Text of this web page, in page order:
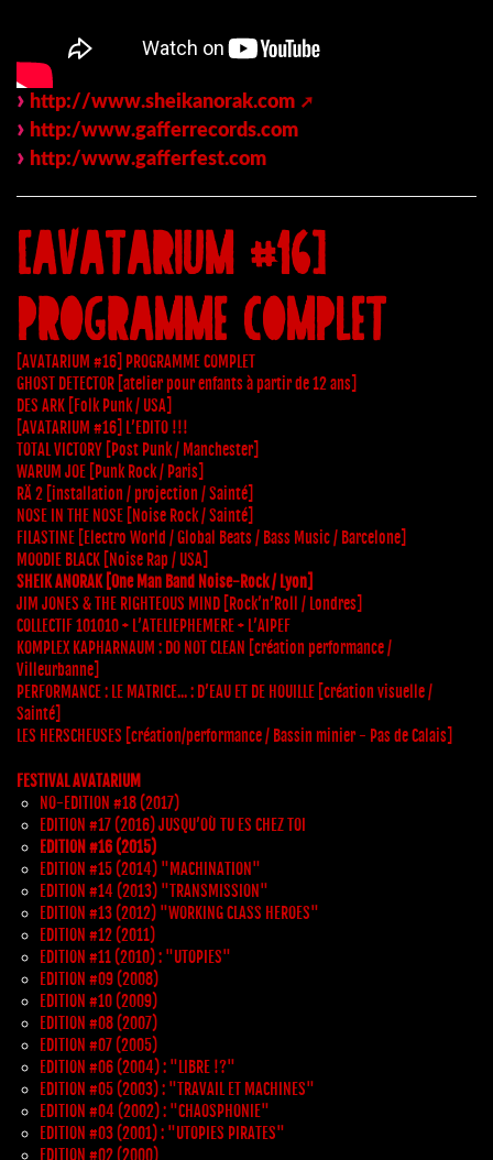
http://www.sheikanorak.com
http:/www.gafferrecords.com
http:/www.gafferfest.com
[AVATARIUM #16]
PROGRAMME COMPLET
[AVATARIUM #16] PROGRAMME COMPLET
GHOST DETECTOR [atelier pour enfants à partir de 12 ans]
DES ARK [Folk Punk / USA]
[AVATARIUM #16] L’EDITO !!!
TOTAL VICTORY [Post Punk / Manchester]
WARUM JOE [Punk Rock / Paris]
RÄ 2 [installation / projection / Sainté]
NOSE IN THE NOSE [Noise Rock / Sainté]
FILASTINE [Electro World / Global Beats / Bass Music / Barcelone]
MOODIE BLACK [Noise Rap / USA]
SHEIK ANORAK [One Man Band Noise-Rock / Lyon]
JIM JONES & THE RIGHTEOUS MIND [Rock’n’Roll / Londres]
COLLECTIF 101010 + L’ATELIEPHEMERE + L’AIPEF
KOMPLEX KAPHARNAUM : DO NOT CLEAN [création performance /
Villeurbanne]
PERFORMANCE : LE MATRICE... : D’EAU ET DE HOUILLE [création visuelle /
Sainté]
LES HERSCHEUSES [création/performance / Bassin minier - Pas de Calais]
FESTIVAL AVATARIUM
NO-EDITION #18 (2017)
EDITION #17 (2016) JUSQU’OÙ TU ES CHEZ TOI
EDITION #16 (2015)
EDITION #15 (2014) "MACHINATION"
EDITION #14 (2013) "TRANSMISSION"
EDITION #13 (2012) "WORKING CLASS HEROES"
EDITION #12 (2011)
EDITION #11 (2010) : "UTOPIES"
EDITION #09 (2008)
EDITION #10 (2009)
EDITION #08 (2007)
EDITION #07 (2005)
EDITION #06 (2004) : "LIBRE !?"
EDITION #05 (2003) : "TRAVAIL ET MACHINES"
EDITION #04 (2002) : "CHAOSPHONIE"
EDITION #03 (2001) : "UTOPIES PIRATES"
EDITION #02 (2000)